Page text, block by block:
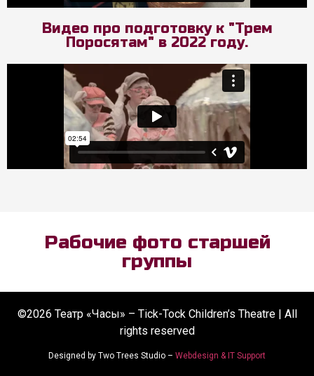
Видео про подготовку к "Трем
Поросятам" в 2022 году.
Рабочие фото старшей
группы
©2026 Театр «Часы» – Tick-Tock Children’s Theatre | All
rights reserved
Designed by Two Trees Studio – Webdesign & IT Support